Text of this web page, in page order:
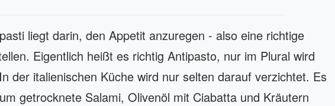
liegt darin, den Appetit anzuregen - also eine richtige
Eigentlich heißt es richtig Antipasto, nur im Plural wird
der italienischen Küche wird nur selten darauf verzichtet. Es
getrocknete Salami, Olivenöl mit Ciabatta und Kräutern